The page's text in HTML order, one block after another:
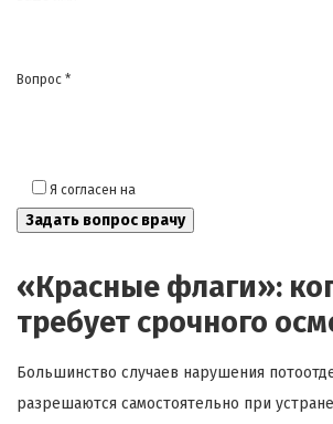
Вопрос *
Я согласен на
«Красные флаги»:
требует срочного
Большинство случаев нарушения
разрешаются самостоятельно при